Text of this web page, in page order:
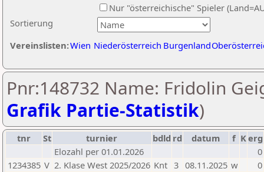
Sortierung
Nur "österreichische" Spieler
Vereinslisten:Wien Niederösterreich Burgenland
Pnr:148732 Name: Fridolin
Grafik Partie-Statistik)
tnr St turnier bdld rd datum f Kerg
Elozahl per 01.01.2026
0
1234385 V 2. Klase West 2025/2026 Knt 3 08.11.2025 w
0